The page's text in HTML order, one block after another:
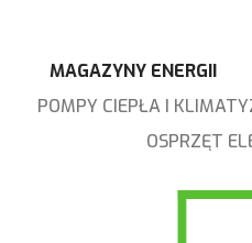
MAGAZYNY ENERGII
POMPY CIEPŁA I
OSPRZĘT